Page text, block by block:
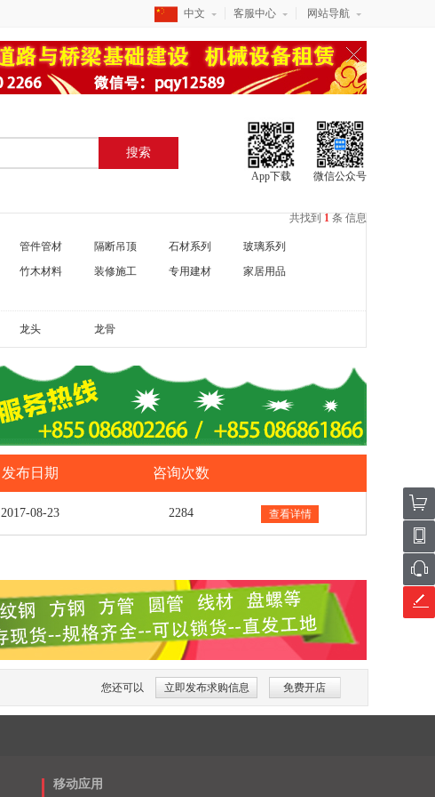
中文 客服中心 网站导航
搜索
App下载 微信公众号
共找到 1 条 信息
管件管材 隔断吊顶 石材系列
玻璃系列
竹木材料 装修施工 专用建材
家居用品
龙头 龙骨
发布日期 咨询次数
2017-08-23 2284 查看详情
您还可以 立即发布求购信息 免费开店
移动应用